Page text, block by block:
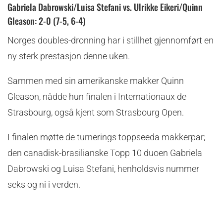
Gabriela Dabrowski/Luisa Stefani vs. Ulrikke Eikeri/Quinn
Gleason: 2-0 (7-5, 6-4)
Norges doubles-dronning har i stillhet gjennomført en
ny sterk prestasjon denne uken.
Sammen med sin amerikanske makker Quinn
Gleason, nådde hun finalen i Internationaux de
Strasbourg, også kjent som Strasbourg Open.
I finalen møtte de turnerings toppseeda makkerpar;
den canadisk-brasilianske Topp 10 duoen Gabriela
Dabrowski og Luisa Stefani, henholdsvis nummer
seks og ni i verden.